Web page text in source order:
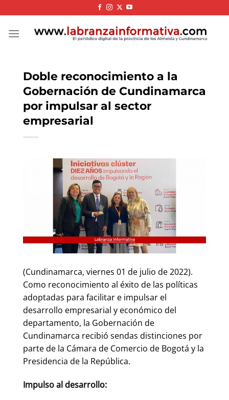
to
content
Doble reconocimiento a la
Gobernación de Cundinamarca
por impulsar al sector
empresarial
(Cundinamarca, viernes 01 de julio de 2022).
Como reconocimiento al éxito de las políticas
adoptadas para facilitar e impulsar el
desarrollo empresarial y económico del
departamento, la Gobernación de
Cundinamarca recibió sendas distinciones por
parte de la Cámara de Comercio de Bogotá y la
Presidencia de la República.
Impulso al desarrollo: